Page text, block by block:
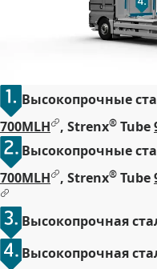
Высокопрочные
700MLH
, Strenx® Tube
Высокопрочные
700MLH
, Strenx® Tube
Высокопрочная
Высокопрочная